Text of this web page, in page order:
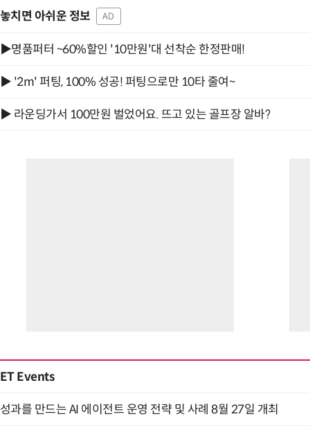
놓치면 아쉬운 정보 AD
▶명품퍼터 ~60%할인 '10만원'대 선착순 한정판매!
▶ '2m' 퍼팅, 100% 성공! 퍼팅으로만 10타 줄여~
▶ 라운딩가서 100만원 벌었어요. 뜨고 있는 골프장 알바?
ET Events
성과를 만드는 AI 에이전트 운영 전략 및 사례 8월 27일 개최